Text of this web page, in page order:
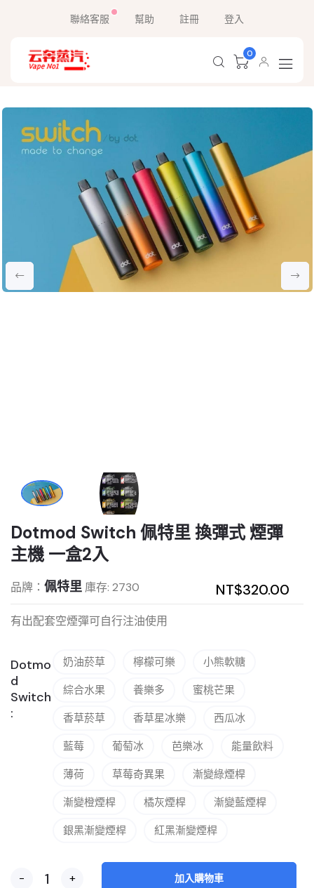
聯絡客服 幫助 註冊 登入
0
Dotmod Switch 佩特里 換彈式 煙彈
主機 一盒2入
品牌： 佩特里 NT$320.00
庫存: 2730
有出配套空煙彈可自行注油使用
Dotmo
d
Switch
:
奶油菸草 檸檬可樂
小熊軟糖
綜合水果
養樂多
蜜桃芒果
香草菸草
香草星冰樂
西瓜冰
藍莓
葡萄冰 芭樂冰
能量飲料
薄荷
草莓奇異果
漸變綠煙桿
漸變橙煙桿
橘灰煙桿
漸變藍煙桿
銀黑漸變煙桿
紅黑漸變煙桿
- + 加入購物車